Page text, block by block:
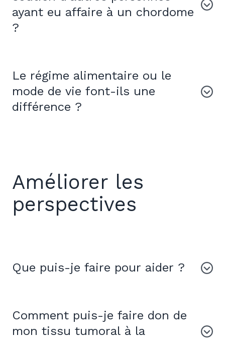
ayant eu affaire à un chordome
?
Le régime alimentaire ou le
mode de vie font-ils une
différence ?
Améliorer les
perspectives
Que puis-je faire pour aider ?
Comment puis-je faire don de
mon tissu tumoral à la